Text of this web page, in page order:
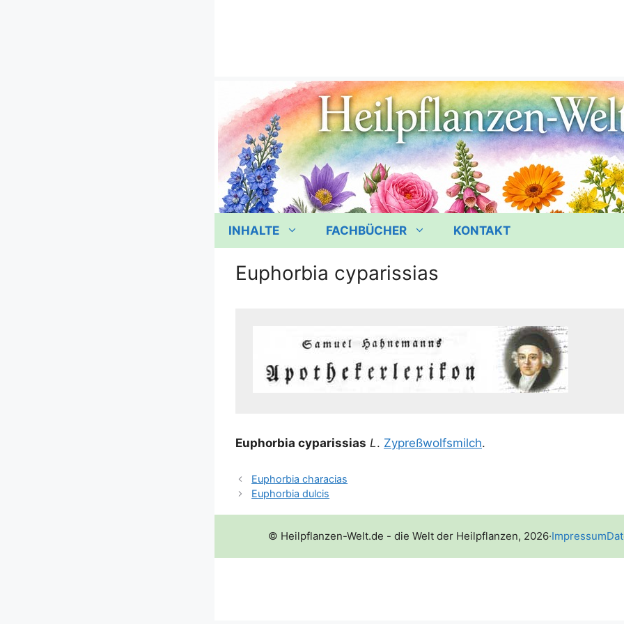
INHALTE FACHBÜCHER KONTAKT
Euphorbia cyparissias
Euphor­bia cypa­ris­si­as L. Zypreß­wolfs­milch.
Euphorbia characias
Euphorbia dulcis
© Heilpflanzen-Welt.de - die Welt der Heilpflanzen, 2026·Impressum